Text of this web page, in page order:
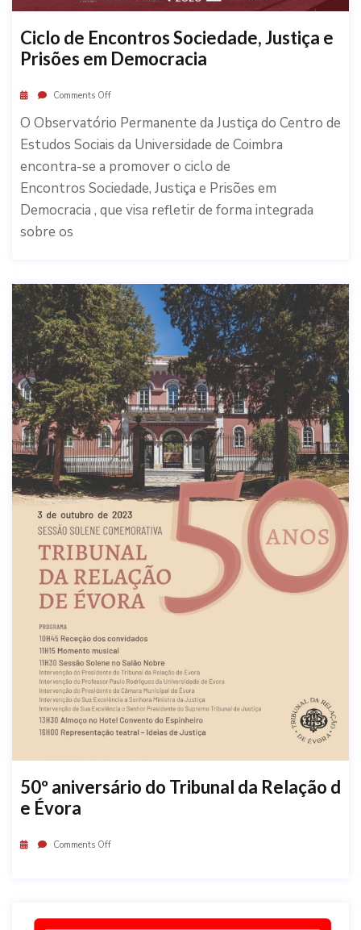
Ciclo de Encontros Sociedade, Justiça e
Prisões em Democracia
Comments Off
O Observatório Permanente da Justiça do Centro de
Estudos Sociais da Universidade de Coimbra
encontra-se a promover o ciclo de
Encontros Sociedade, Justiça e Prisões em
Democracia , que visa refletir de forma integrada
sobre os
50º aniversário do Tribunal da Relação d
e Évora
Comments Off